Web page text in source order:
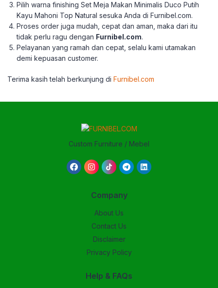
Pilih warna finishing Set Meja Makan Minimalis Duco Putih
Kayu Mahoni Top Natural sesuka Anda di Furnibel.com.
Proses order juga mudah, cepat dan aman, maka dari itu
tidak perlu ragu dengan Furnibel.com.
Pelayanan yang ramah dan cepat, selalu kami utamakan
demi kepuasan customer.
Terima kasih telah berkunjung di Furnibel.com
Custom Furniture / Mebel
Company
About Us
Contact Us
Disclaimer
Privacy Policy
Help & FAQs